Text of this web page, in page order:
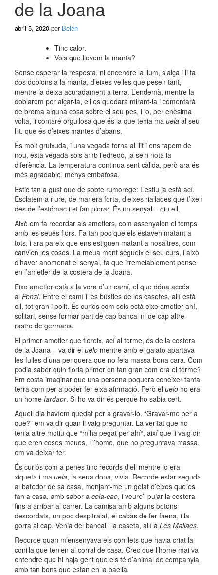
de la Joana
abril 5, 2020 per Belén
Tinc calor.
Vols que llevem la manta?
Sense esperar la resposta, ni encendre la llum, s’alça i li fa
dos doblons a la manta, d’eixes velles que pesen tant,
mentre la deixa acuradament a terra. L’endemà, mentre la
doblarem per alçar-la, ell es quedarà mirant-la i comentarà
de broma alguna cosa sobre el seu pes, i jo, per enèsima
volta, li contaré orgullosa que és la que tenia ma uela al seu
llit, que és d’eixes mantes d’abans.
És molt gruixuda, i una vegada torna al llit i ens tapem de
nou, esta vegada sols amb l’edredó, ja se’n nota la
diferència. La temperatura continua sent càlida, però ara és
més agradable, menys embafosa.
Estic tan a gust que de sobte rumorege: L’estiu ja està ací.
Esclatem a riure, de manera forta, d’eixes riallades que t’ixen
des de l’estómac i et fan plorar. És un senyal – diu ell.
Això em fa recordar als ametlers, com assenyalen el temps
amb les seues flors. Fa tan poc que els estaven matant a
tots, i ara pareix que ens estiguen matant a nosaltres, com
canvien les coses. La meua ment segueix el seu curs, i això
d’haver anomenat el senyal, fa que irremeiablement pense
en l’ametler de la costera de la Joana.
Eixe ametler està a la vora d’un camí, el que dóna accés
al Penzí. Entre el camí i les bústies de les casetes, allí està
ell, tot gran i polit. És curiós com sols està eixe ametler ahí,
solitari, sense formar part de cap bancal ni de cap altre
rastre de germans.
El primer ametler que floreix, ací al terme, és de la costera
de la Joana – va dir el uelo mentre amb el gaiato apartava
les fulles d’una penquera que no feia massa bona cara. Com
podia saber quin floria primer en tan gran com era el terme?
Em costa imaginar que una persona poguera conèixer tanta
terra com per a poder fer eixa afirmació. Però el uelo no era
un home fardaor. Si ho va dir és perquè ho sabia cert.
Aquell dia havíem quedat per a gravar-lo. “Gravar-me per a
què?” em va dir quan li vaig preguntar. La veritat que no
tenia altre motiu que “m’ha pegat per ahí“, així que li vaig dir
que eren coses meues, i l’home, que no preguntava massa,
em va deixar fer.
És curiós com a penes tinc records d’ell mentre jo era
xiqueta i ma uela, la seua dona, vivia. Recorde estar seguda
al batedor de sa casa, menjant-me un gelat d’eixos que es
fan a casa, amb sabor a cola-cao, i veure’l pujar la costera
fins a arribar al carrer. La camisa amb alguns botons
descordats, un poc despitralat, el cabàs de fer faena, i la
gorra al cap. Venia del bancal i la caseta, allí a Les Mallaes.
Recorde quan m’ensenyava els conillets que havia criat la
conilla que tenien al corral de casa. Crec que l’home mai va
entendre que hi haja gent que els té d’animal de companyia,
amb tan bons que estan en la paella.